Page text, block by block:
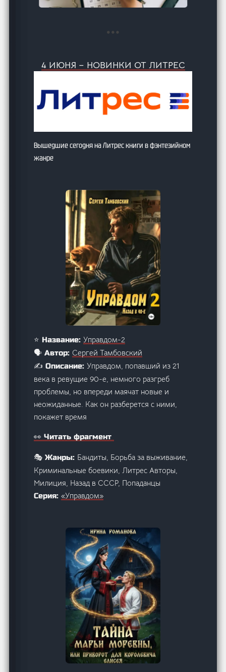
4 ИЮНЯ – НОВИНКИ ОТ ЛИТРЕС
Вышедшие сегодня на Литрес книги в фэнтезийном
жанре
⭐ Название:Управдом-2
🗣️ Автор:Сергей Тамбовский
✍️ Описание:Управдом, попавший из 21
века в ревущие 90-е, немного разгреб
проблемы, но впереди маячат новые и
неожиданные. Как он разберется с ними,
покажет время
👀 Читать фрагмент
🎭 Жанры: Бандиты, Борьба за выживание,
Криминальные боевики, Литрес Авторы,
Милиция, Назад в СССР, Попаданцы
Серия:«Управдом»